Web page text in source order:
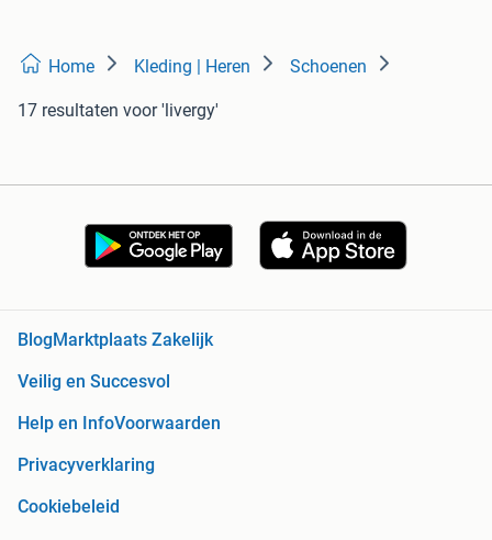
Home Kleding | Heren Schoenen
17 resultaten voor 'livergy'
BlogMarktplaats Zakelijk
Veilig en Succesvol
Help en InfoVoorwaarden
Privacyverklaring
Cookiebeleid